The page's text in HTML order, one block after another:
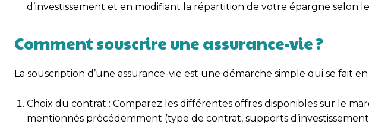
d’investissement et en modifiant la répartition de votre épargne selon
Comment souscrire une assurance-vie ?
La souscription d’une assurance-vie est une démarche simple qui se fait
Choix du contrat : Comparez les différentes offres disponibles sur le
mentionnés précédemment (type de contrat, supports